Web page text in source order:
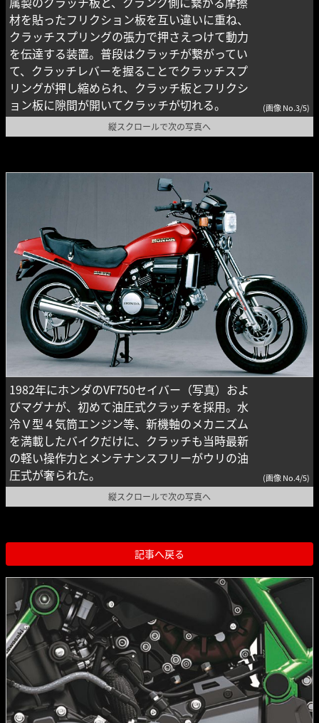
材を貼ったフリクション板を互い違いに重ね、
クラッチスプリングの張力で押さえつけて動力
を伝達する装置。普段はクラッチが繋がってい
て、クラッチレバーを握ることでクラッチスプ
リングが押し縮められ、クラッチ板とフリクシ
ョン板に隙間が開いてクラッチが切れる。
(画像 No.3/5)
縦スクロールで次の写真へ
1982年にホンダのVF750セイバー（写真）およ
びマグナが、初めて油圧式クラッチを採用。水
冷Ｖ型４気筒エンジン等、新機軸のメカニズム
を満載したバイクだけに、クラッチも当時最新
の軽い操作力とメンテナンスフリーがウリの油
圧式が奢られた。
(画像 No.4/5)
縦スクロールで次の写真へ
記事へ戻る